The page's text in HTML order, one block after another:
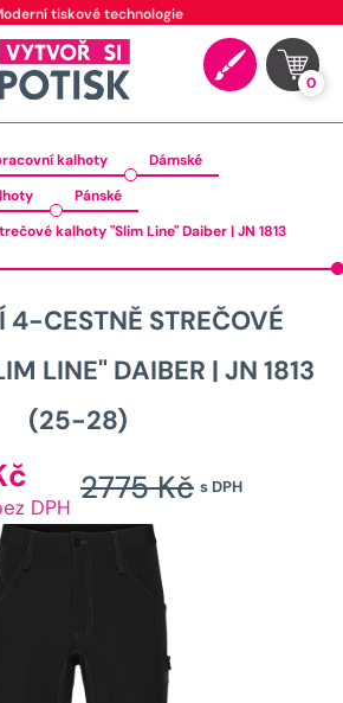
Google za posledních 30 dní
0
kalhoty
Dámské
Pánské
kalhoty "Slim Line" Daiber | JN 1813
4-CESTNĚ STREČOVÉ
LINE" DAIBER | JN 1813
(25-28)
s DPH
2775Kč
cena
je:
DPH